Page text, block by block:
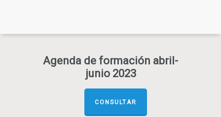
Agenda de formación abril-
junio 2023
CONSULTAR